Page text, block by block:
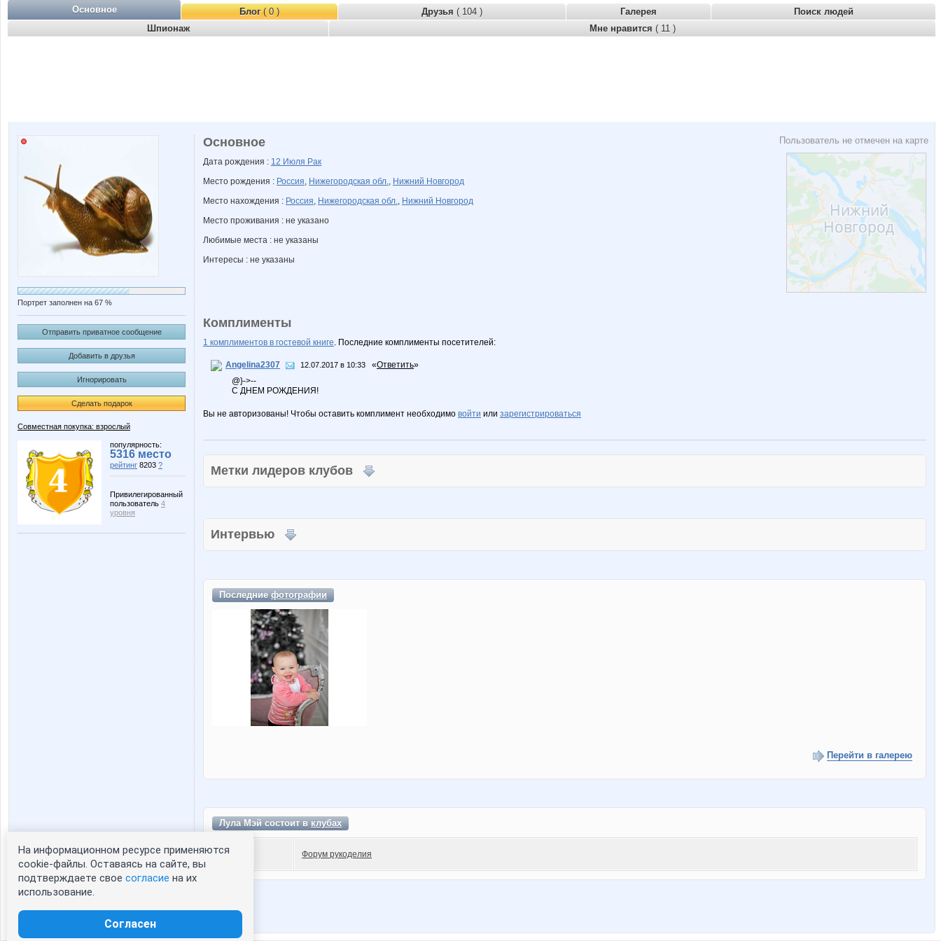
Основное Блог( 0 ) Друзья ( 104 ) Галерея
Поиск людей
Шпионаж
Мне нравится ( 11 )
Портрет заполнен на 67 %
Отправить приватное сообщение
Добавить в друзья
Игнорировать
Сделать подарок
Совместная покупка: взрослый
популярность:
5316 место
рейтинг 8203 ?
Привилегированный
пользователь 4
уровня
Статистика портрета:
сейчас просматривают портрет - 0
зарегистрированные пользователи
Пользователь не отмечен на карте
Основное
Дата рождения : 12 Июля Рак
Место рождения : Россия, Нижегородская обл., Нижний Новгород
Место нахождения : Россия, Нижегородская обл., Нижний Новгород
Место проживания : не указано
Любимые места : не указаны
Интересы : не указаны
Комплименты
1 комплиментов в гостевой книге. Последние комплименты посетителей:
Angelina2307 12.07.2017 в 10:33 «Ответить»
@}->--
С ДНЕМ РОЖДЕНИЯ!
Вы не авторизованы! Чтобы оставить комплимент необходимо войти или зарегистрироваться
Метки лидеров клубов
Интервью
Последниефотографии
Перейти в галерею
Лула Мэй состоит вклубах
Форум рукоделия
На информационном ресурсе применяются
cookie-файлы. Оставаясь на сайте, вы
подтверждаете свое согласие на их
использование.
Согласен